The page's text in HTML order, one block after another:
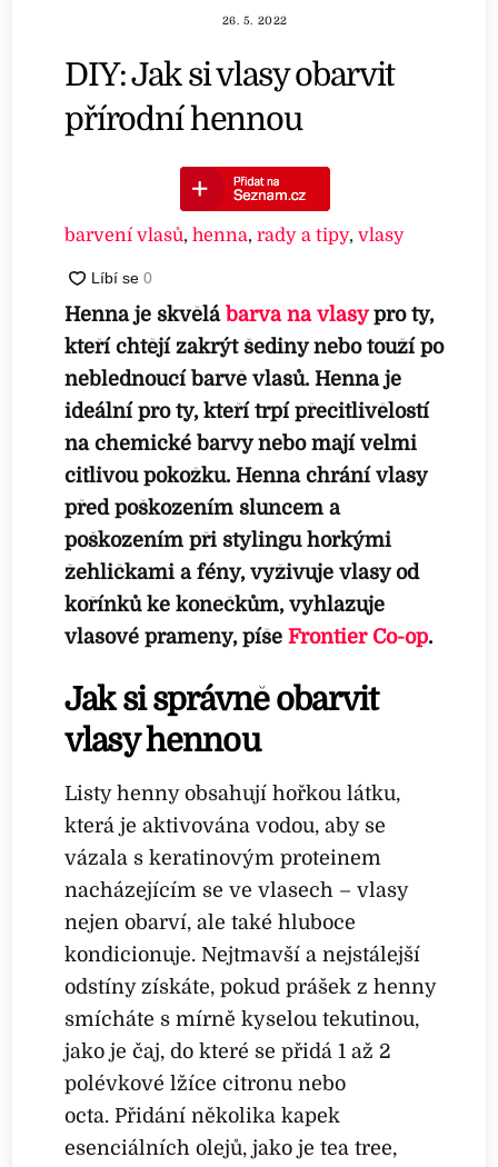
26. 5. 2022
DIY: Jak si vlasy obarvit
přírodní hennou
barvení vlasů,henna,rady a tipy,vlasy
Henna je skvělábarva na vlasypro ty,
kteří chtějí zakrýt šediny nebo touží po
neblednoucí barvě vlasů. Henna je
ideální pro ty, kteří trpí přecitlivělostí
na chemické barvy nebo mají velmi
citlivou pokožku. Henna chrání vlasy
před poškozením sluncem a
poškozením při stylingu horkými
žehličkami a fény, vyživuje vlasy od
kořínků ke konečkům, vyhlazuje
vlasové prameny, píšeFrontier Co-op.
Jak si správně obarvit
vlasy hennou
Listy henny obsahují hořkou látku,
která je aktivována vodou, aby se
vázala s keratinovým proteinem
nacházejícím se ve vlasech – vlasy
nejen obarví, ale také hluboce
kondicionuje. Nejtmavší a nejstálejší
odstíny získáte, pokud prášek z henny
smícháte s mírně kyselou tekutinou,
jako je čaj, do které se přidá 1 až 2
polévkové lžíce citronu nebo
octa. Přidání několika kapek
esenciálních olejů, jako je tea tree,